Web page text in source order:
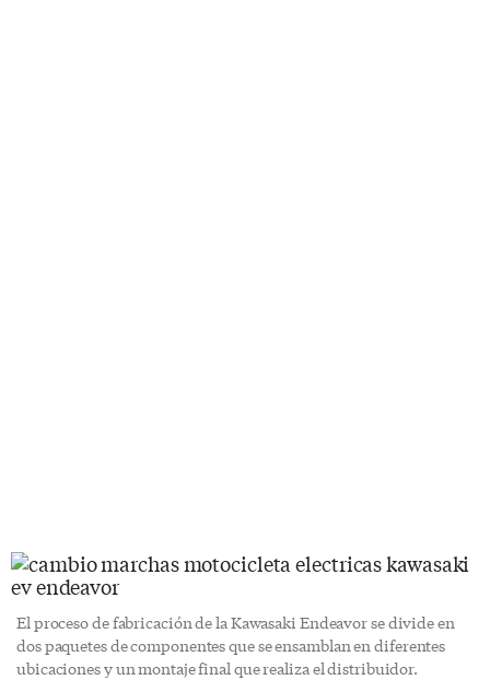
El proceso de fabricación de la Kawasaki Endeavor se divide en
dos paquetes de componentes que se ensamblan en diferentes
ubicaciones y un montaje final que realiza el distribuidor.